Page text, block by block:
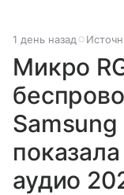
1 день назад
Микро
аудио